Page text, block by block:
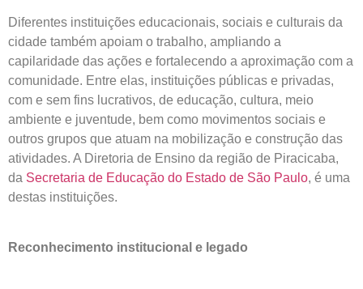
Diferentes instituições educacionais, sociais e culturais da
cidade também apoiam o trabalho, ampliando a
capilaridade das ações e fortalecendo a aproximação com a
comunidade. Entre elas, instituições públicas e privadas,
com e sem fins lucrativos, de educação, cultura, meio
ambiente e juventude, bem como movimentos sociais e
outros grupos que atuam na mobilização e construção das
atividades. A Diretoria de Ensino da região de Piracicaba,
da Secretaria de Educação do Estado de São Paulo, é uma
destas instituições.
Reconhecimento institucional e legado